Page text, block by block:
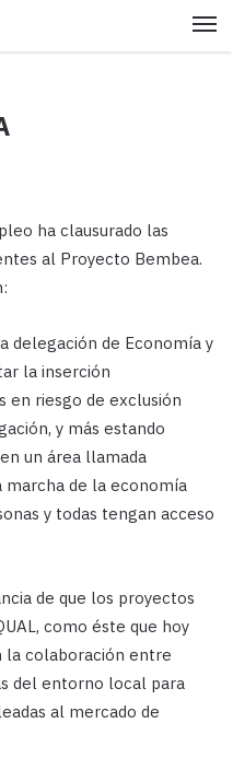
ha clausurado las
al Proyecto Bembea.
delegación de Economía y
la inserción
en riesgo de exclusión
y más estando
un área llamada
marcha de la economía
y todas tengan acceso
de que los proyectos
como éste que hoy
la colaboración entre
del entorno local para
al mercado de